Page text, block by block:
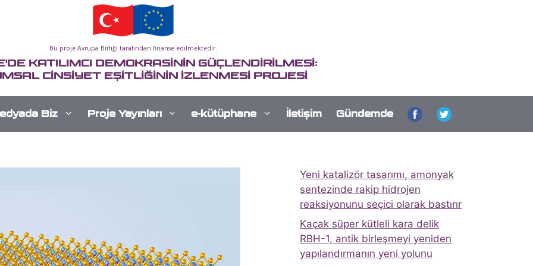
Bu proje Avrupa Birliği tarafından finanse edilmektedir.
KATILIMCI DEMOKRASİNİN GÜÇLENDİRİLMESİ:
CİNSİYET EŞİTLİĞİNİN İZLENMESİ PROJESİ
Biz Proje Yayınları e-kütüphane İletişim Gündemde
Yeni katalizör tasarımı, amonyak
sentezinde rakip hidrojen
reaksiyonunu seçici olarak bastırır
Kaçak süper kütleli kara delik
RBH-1, antik birleşmeyi yeniden
yapılandırmanın yeni yolunu